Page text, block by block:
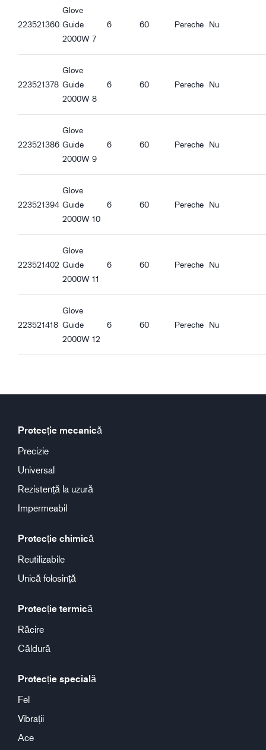
Guide 2000W_ro-RO_Productsheet.pdf
Guide 2000W_hu-HU_Productsheet.pdf
Guide 2000W_et-EE_Productsheet.pdf
223521360
Glove
Guide
2000W 7
6 60 Pereche Nu
223521378
Glove
Guide
2000W 8
6 60 Pereche Nu
223521386
Glove
Guide
2000W 9
6 60 Pereche Nu
223521394
Glove
Guide
2000W 10
6 60 Pereche Nu
223521402
Glove
Guide
2000W 11
6 60 Pereche Nu
223521418
Glove
Guide
2000W 12
6 60 Pereche Nu
Protecție mecanică
Precizie
Universal
Rezistență la uzură
Impermeabil
Protecție chimică
Reutilizabile
Unică folosință
Protecție termică
Răcire
Căldură
Protecție specială
Fel
Vibrații
Ace